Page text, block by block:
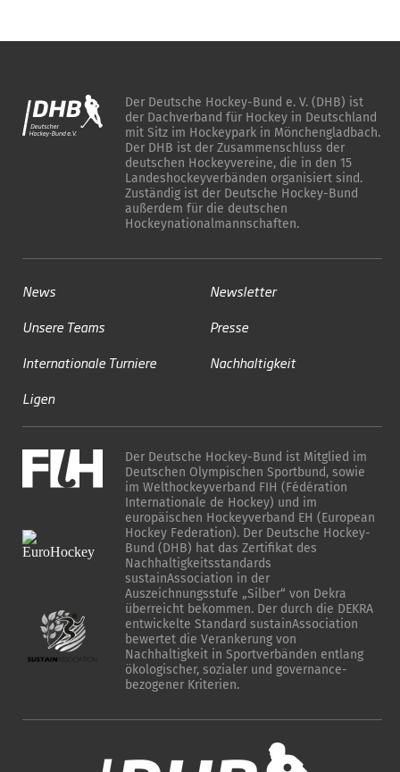
Der Deutsche Hockey-Bund e. V. (DHB) ist
der Dachverband für Hockey in Deutschland
mit Sitz im Hockeypark in Mönchengladbach.
Der DHB ist der Zusammenschluss der
deutschen Hockeyvereine, die in den 15
Landeshockeyverbänden organisiert sind.
Zuständig ist der Deutsche Hockey-Bund
außerdem für die deutschen
Hockeynationalmannschaften.
News
Unsere Teams
Internationale Turniere
Ligen
Newsletter
Presse
Nachhaltigkeit
Der Deutsche Hockey-Bund ist Mitglied im
Deutschen Olympischen Sportbund, sowie
im Welthockeyverband FIH (Fédération
Internationale de Hockey) und im
europäischen Hockeyverband EH (European
Hockey Federation). Der Deutsche Hockey-
Bund (DHB) hat das Zertifikat des
Nachhaltigkeitsstandards
sustainAssociation in der
Auszeichnungsstufe „Silber“ von Dekra
überreicht bekommen. Der durch die DEKRA
entwickelte Standard sustainAssociation
bewertet die Verankerung von
Nachhaltigkeit in Sportverbänden entlang
ökologischer, sozialer und governance-
bezogener Kriterien.